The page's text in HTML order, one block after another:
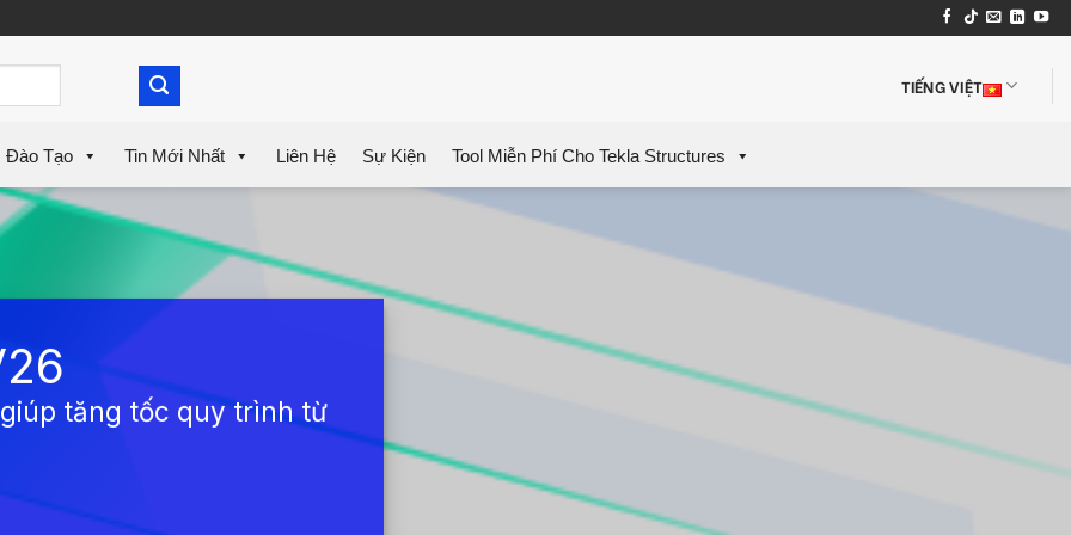
TIẾNG VIỆT
Đào Tạo Tin Mới Nhất Liên Hệ Sự Kiện Tool Miễn Phí Cho Tekla Structures
tăng tốc quy trình từ